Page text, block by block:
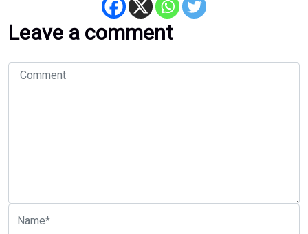
Leave a comment